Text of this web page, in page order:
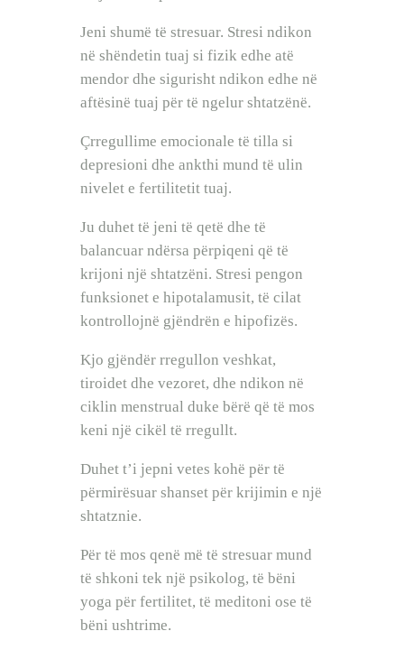
Jeni shumë të stresuar. Stresi ndikon
në shëndetin tuaj si fizik edhe atë
mendor dhe sigurisht ndikon edhe në
aftësinë tuaj për të ngelur shtatzënë.
Çrregullime emocionale të tilla si
depresioni dhe ankthi mund të ulin
nivelet e fertilitetit tuaj.
Ju duhet të jeni të qetë dhe të
balancuar ndërsa përpiqeni që të
krijoni një shtatzëni. Stresi pengon
funksionet e hipotalamusit, të cilat
kontrollojnë gjëndrën e hipofizës.
Kjo gjëndër rregullon veshkat,
tiroidet dhe vezoret, dhe ndikon në
ciklin menstrual duke bërë që të mos
keni një cikël të rregullt.
Duhet t’i jepni vetes kohë për të
përmirësuar shanset për krijimin e një
shtatznie.
Për të mos qenë më të stresuar mund
të shkoni tek një psikolog, të bëni
yoga për fertilitet, të meditoni ose të
bëni ushtrime.